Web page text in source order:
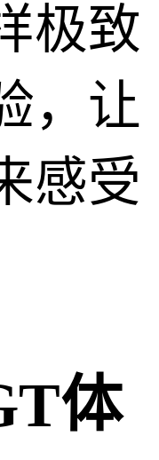
极致
，让
感受
体